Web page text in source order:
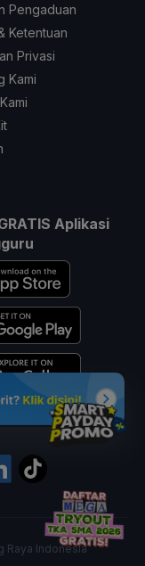
Pengaduan
Ketentuan
Privasi
Kami
Aplikasi
Raya Indonesia